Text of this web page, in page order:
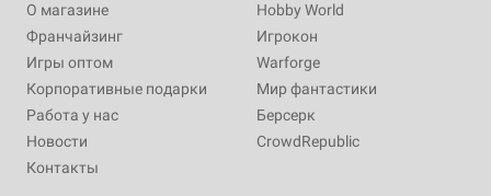
О магазине
Франчайзинг
Игры оптом
Корпоративные подарки
Работа у нас
Новости
Контакты
Hobby World
Игрокон
Warforge
Мир фантастики
Берсерк
CrowdRepublic